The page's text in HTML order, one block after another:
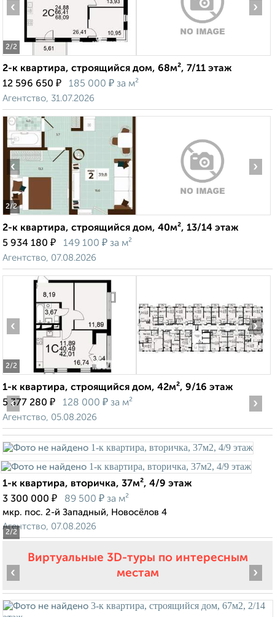
2/2
‹ ›
2-к квартира, строящийся дом, 68м², 7/11 этаж
12 596 650 ₽ 185 000 ₽ за м²
Агентство, 31.07.2026
2/2
‹ ›
2-к квартира, строящийся дом, 40м², 13/14 этаж
5 934 180 ₽ 149 100 ₽ за м²
Агентство, 07.08.2026
2/2
‹ ›
1-к квартира, строящийся дом, 42м², 9/16 этаж
5 377 280 ₽ 128 000 ₽ за м²
Агентство, 05.08.2026
2/2
‹ ›
1-к квартира, вторичка, 37м², 4/9 этаж
3 300 000 ₽ 89 500 ₽ за м²
мкр. пос. 2-й Западный, Новосёлов 4
Агентство, 07.08.2026
Виртуальные 3D-туры по интересным
местам
‹ ›